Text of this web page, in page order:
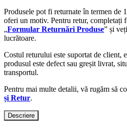
Produsele pot fi returnate în termen de
oferi un motiv. Pentru retur, completați
„Formular Returnări Produse” și
lucrătoare.
Costul returului este suportat de client,
produsul este defect sau greșit livrat,
transportul.
Pentru mai multe detalii, vă rugăm să
și Retur.
Descriere